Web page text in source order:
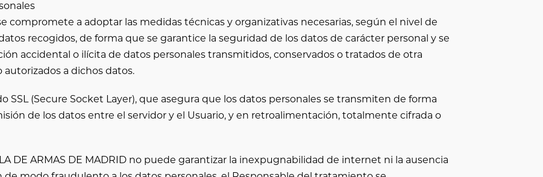
compromete a adoptar las medidas técnicas y organizativas necesarias, según el nivel de
recogidos, de forma que se garantice la seguridad de los datos de carácter personal y se
accidental o ilícita de datos personales transmitidos, conservados o tratados de otra
a dichos datos.
SSL (Secure Socket Layer), que asegura que los datos personales se transmiten de forma
de los datos entre el servidor y el Usuario, y en retroalimentación, totalmente cifrada o
DE ARMAS DE MADRID no puede garantizar la inexpugnabilidad de internet ni la ausencia